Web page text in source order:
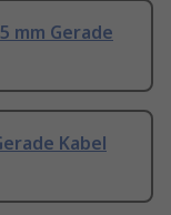
mm Gerade
Kabel